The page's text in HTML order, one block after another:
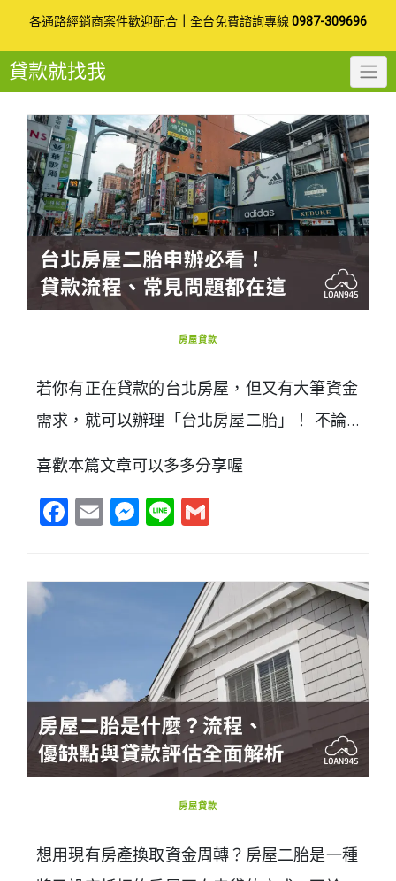
to
content
各通路經銷商案件歡迎配合 全台免費諮詢專線 0987-309696
貸款就找我
房屋貸款
若你有正在貸款的台北房屋，但又有大筆資金
需求，就可以辦理「台北房屋二胎」！ 不論…
喜歡本篇文章可以多多分享喔
Facebook
EmailMessenger
Line
房屋貸款
想用現有房產換取資金周轉？房屋二胎是一種